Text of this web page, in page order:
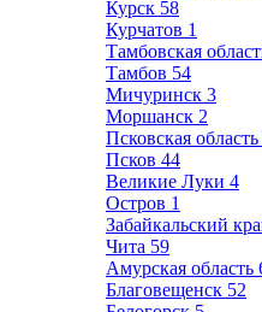
Курск 58
Курчатов 1
Тамбовская
Тамбов 54
Мичуринск 3
Моршанск 2
Псковская область
Псков 44
Великие Луки 4
Остров 1
Забайкальский
Чита 59
Амурская область
Благовещенск 52